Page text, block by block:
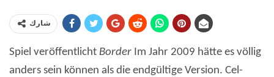
شارك
Spiel veröffentlicht Border Im Jahr 2009 hätte es völlig
anders sein können als die endgültige Version. Cel-